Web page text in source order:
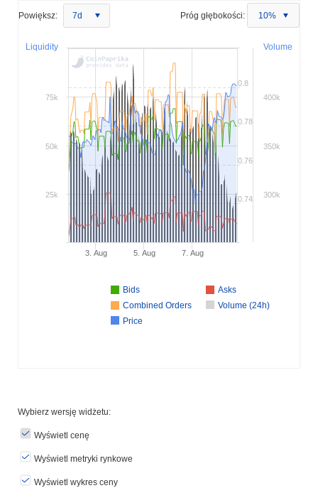
Powiększ: 7d Próg głębokości: 10%
Volume
Liquidity
Bids
Asks
Combined Orders
Volume (24h)
Price
3. Aug 5. Aug 7. Aug
0.74
0.76
0.78
0.8
300k
350k
400k
25k
50k
75k
Wybierz wersję widżetu:
Wyświetl cenę
Wyświetl metryki rynkowe
Wyświetl wykres ceny